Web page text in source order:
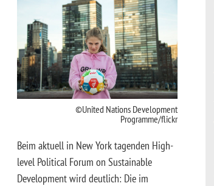
United Nations Development
Programme/flickr
Beim aktuell in New York tagenden High-
level Political Forum on Sustainable
Development wird deutlich: Die im